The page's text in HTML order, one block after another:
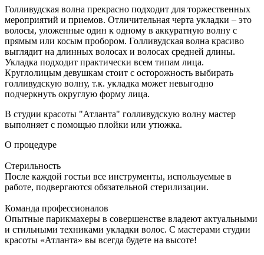
Голливудская волна прекрасно подходит для торжественных
мероприятий и приемов. Отличительная черта укладки – это
волосы, уложенные один к одному в аккуратную волну с
прямым или косым пробором. Голливудская волна красиво
выглядит на длинных волосах и волосах средней длины.
Укладка подходит практически всем типам лица.
Круглолицым девушкам стоит с осторожность выбирать
голливудскую волну, т.к. укладка может невыгодно
подчеркнуть округлую форму лица.
В студии красоты "Атланта" голливудскую волну мастер
выполняет с помощью плойки или утюжка.
О процедуре
Стерильность
После каждой гостьи все инструменты, используемые в
работе, подвергаются обязательной стерилизации.
Команда профессионалов
Опытные парикмахеры в совершенстве владеют актуальными
и стильными техниками укладки волос. С мастерами студии
красоты «Атланта» вы всегда будете на высоте!